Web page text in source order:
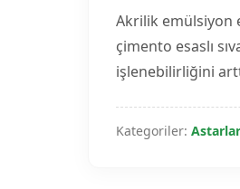
Akrilik emülsiyon
çimento esaslı
işlenebilirliğini
Kategoriler: Astarlar